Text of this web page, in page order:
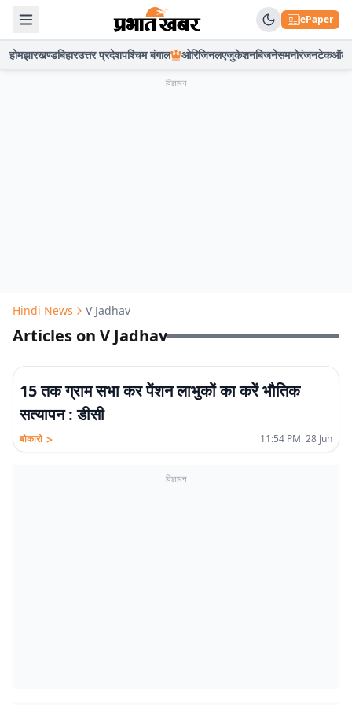
ePaper
होमझारखण्डबिहारउत्तर प्रदेशपश्चिम बंगाल ओरिजिनलएजुकेशनबिजनेसमनोरंजनटेकऑटो
विज्ञापन
Hindi News V Jadhav
Articles on V Jadhav
15 तक ग्राम सभा कर पेंशन लाभुकों का करें भौतिक
सत्यापन : डीसी
बोकारो > 11:54 PM. 28 Jun
विज्ञापन